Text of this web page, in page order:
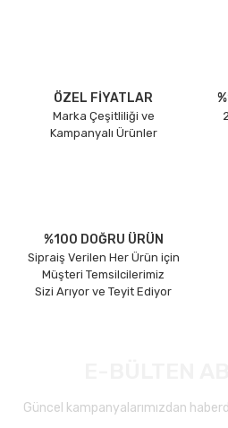
ÖZEL FİYATLAR
Marka Çeşitliliği ve
Kampanyalı Ürünler
%100 DOĞRU ÜRÜN
Sipraiş Verilen Her Ürün için
Müşteri Temsilcilerimiz
Sizi Arıyor ve Teyit Ediyor
Güncel kampanyalarımızdan